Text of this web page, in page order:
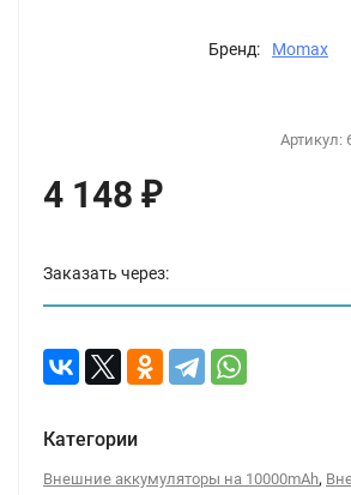
Бренд: Momax
Артикул:
4 148 ₽
Заказать через:
Категории
Внешние аккумуляторы на 10000mAh,